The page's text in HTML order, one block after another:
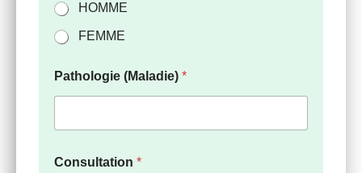
HOMME
FEMME
Pathologie (Maladie) *
Consultation *